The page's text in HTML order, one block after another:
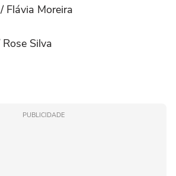
Flávia Moreira
Silva
PUBLICIDADE